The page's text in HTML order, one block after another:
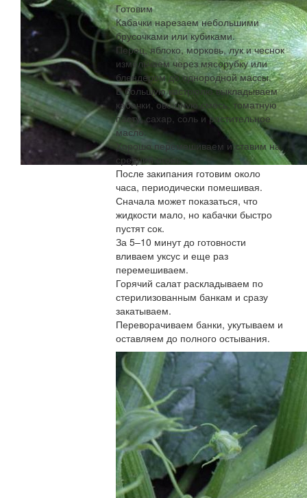
Готовим
Кабачки нарезаем небольшими
брусочками или кубиками.
Перец, яблоко, морковь, лук и чеснок
измельчаем через мясорубку или
блендером до однородной массы.
В большую кастрюлю выкладываем
кабачки, овощную смесь, томатную
пасту, сахар, соль и растительное
масло.
Хорошо перемешиваем и ставим на
средний огонь.
После закипания готовим около
часа, периодически помешивая.
Сначала может показаться, что
жидкости мало, но кабачки быстро
пустят сок.
За 5–10 минут до готовности
вливаем уксус и еще раз
перемешиваем.
Горячий салат раскладываем по
стерилизованным банкам и сразу
закатываем.
Переворачиваем банки, укутываем и
оставляем до полного остывания.